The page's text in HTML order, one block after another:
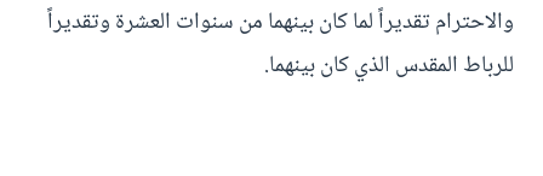
والاحترام تقديراً لما كان بينهما من سنوات العشرة وتقديراً
للرباط المقدس الذي كان بينهما.